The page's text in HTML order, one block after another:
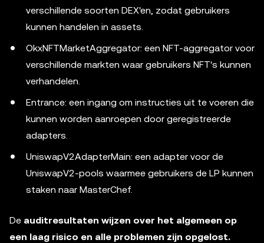
verschillende soorten DEX'en, zodat gebruikers
kunnen handelen in assets.
OkxNFTMarketAggregator: een NFT-aggregator voor
verschillende markten waar gebruikers NFT's kunnen
verhandelen.
Entrance: een ingang om instructies uit te voeren die
kunnen worden aanroepen door geregistreerde
adapters.
UniswapV2AdapterMain: een adapter voor de
UniswapV2-pools waarmee gebruikers de LP kunnen
staken naar MasterChef.
De auditresultaten wijzen over het algemeen op
een laag risico en alle problemen zijn opgelost.